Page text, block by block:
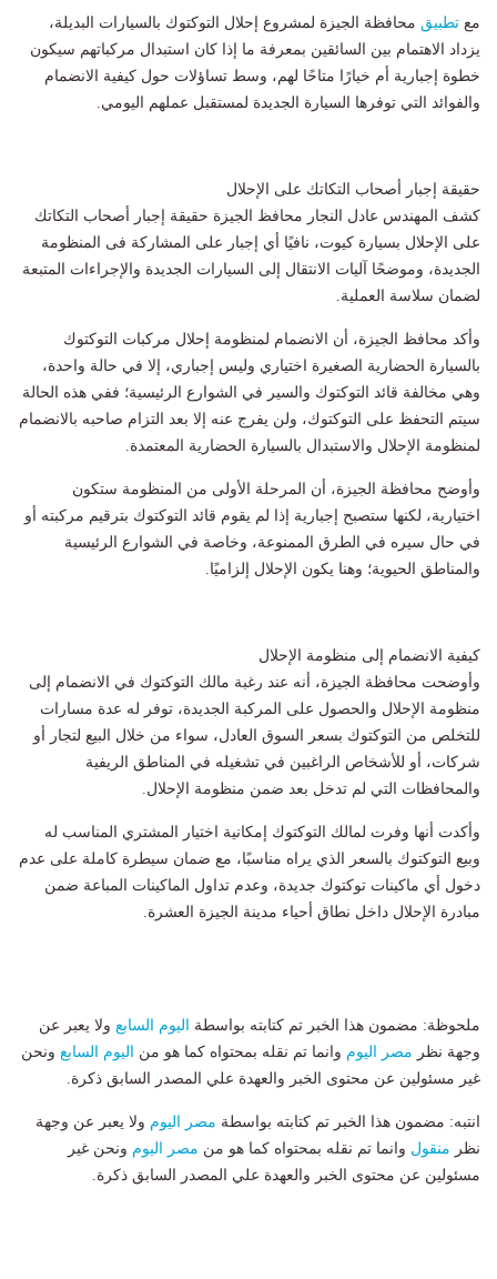
مع تطبيق محافظة الجيزة لمشروع إحلال التوكتوك بالسيارات البديلة،
يزداد الاهتمام بين السائقين بمعرفة ما إذا كان استبدال مركباتهم سيكون
خطوة إجبارية أم خيارًا متاحًا لهم، وسط تساؤلات حول كيفية الانضمام
والفوائد التي توفرها السيارة الجديدة لمستقبل عملهم اليومي.
حقيقة إجبار أصحاب التكاتك على الإحلال
كشف المهندس عادل النجار محافظ الجيزة حقيقة إجبار أصحاب التكاتك
على الإحلال بسيارة كيوت، نافيًا أي إجبار على المشاركة فى المنظومة
الجديدة، وموضحًا آليات الانتقال إلى السيارات الجديدة والإجراءات المتبعة
لضمان سلاسة العملية.
وأكد محافظ الجيزة، أن الانضمام لمنظومة إحلال مركبات التوكتوك
بالسيارة الحضارية الصغيرة اختياري وليس إجباري، إلا في حالة واحدة،
وهي مخالفة قائد التوكتوك والسير في الشوارع الرئيسية؛ ففي هذه الحالة
سيتم التحفظ على التوكتوك، ولن يفرج عنه إلا بعد التزام صاحبه بالانضمام
لمنظومة الإحلال والاستبدال بالسيارة الحضارية المعتمدة.
وأوضح محافظة الجيزة، أن المرحلة الأولى من المنظومة ستكون
اختيارية، لكنها ستصبح إجبارية إذا لم يقوم قائد التوكتوك بترقيم مركبته أو
في حال سيره في الطرق الممنوعة، وخاصة في الشوارع الرئيسية
والمناطق الحيوية؛ وهنا يكون الإحلال إلزاميًا.
كيفية الانضمام إلى منظومة الإحلال
وأوضحت محافظة الجيزة، أنه عند رغبة مالك التوكتوك في الانضمام إلى
منظومة الإحلال والحصول على المركبة الجديدة، توفر له عدة مسارات
للتخلص من التوكتوك بسعر السوق العادل، سواء من خلال البيع لتجار أو
شركات، أو للأشخاص الراغبين في تشغيله في المناطق الريفية
والمحافظات التي لم تدخل بعد ضمن منظومة الإحلال.
وأكدت أنها وفرت لمالك التوكتوك إمكانية اختيار المشتري المناسب له
وبيع التوكتوك بالسعر الذي يراه مناسبًا، مع ضمان سيطرة كاملة على عدم
دخول أي ماكينات توكتوك جديدة، وعدم تداول الماكينات المباعة ضمن
مبادرة الإحلال داخل نطاق أحياء مدينة الجيزة العشرة.
ملحوظة: مضمون هذا الخبر تم كتابته بواسطة اليوم السابع ولا يعبر عن
وجهة نظر مصر اليوم وانما تم نقله بمحتواه كما هو من اليوم السابع ونحن
غير مسئولين عن محتوى الخبر والعهدة علي المصدر السابق ذكرة.
انتبه: مضمون هذا الخبر تم كتابته بواسطة مصر اليوم ولا يعبر عن وجهة
نظر منقول وانما تم نقله بمحتواه كما هو من مصر اليوم ونحن غير
مسئولين عن محتوى الخبر والعهدة علي المصدر السابق ذكرة.